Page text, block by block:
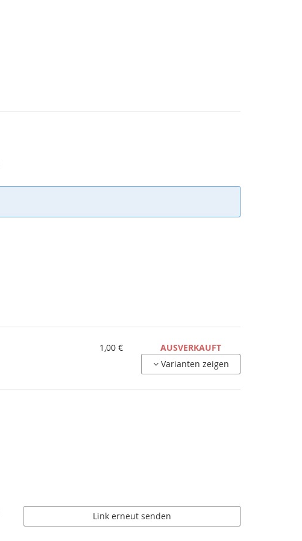
1,00 €
AUSVERKAUFT
Varianten zeigen
Link erneut senden